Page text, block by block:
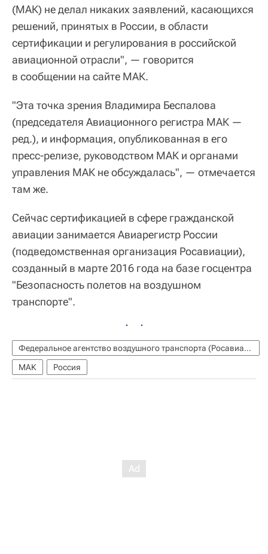
(МАК) не делал никаких заявлений, касающихся
решений, принятых в России, в области
сертификации и регулирования в российской
авиационной отрасли", — говорится
в сообщении на сайте МАК.
"Эта точка зрения Владимира Беспалова
(председателя Авиационного регистра МАК —
ред.), и информация, опубликованная в его
пресс-релизе, руководством МАК и органами
управления МАК не обсуждалась", — отмечается
там же.
Сейчас сертификацией в сфере гражданской
авиации занимается Авиарегистр России
(подведомственная организация Росавиации),
созданный в марте 2016 года на базе госцентра
"Безопасность полетов на воздушном
транспорте".
Федеральное агентство воздушного транспорта (Росавиация)
МАК
Россия